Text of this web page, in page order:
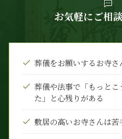
お気軽にご相
葬儀をお願いするお寺さ
葬儀や法事で「もっとこ
た」と心残りがある
敷居の高いお寺さんは苦